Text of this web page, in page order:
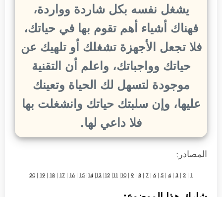
يشغل نفسه بكل شاردة وواردة،
فهناك أشياء أهم تقوم بها في حياتك،
فلا تجعل الأجهزة تشغلك أو تلهيك عن
حياتك وواجباتك، واعلم أن التقنية
موجودة لتسهل لك الحياة وتعينك
عليها، وإن سلبتك حياتك وانشغلت بها
فلا داعي لها.
المصادر:
1
|
2
|
3
|
4
|
5
|
6
|
7
|
8
|
9
|
10
|
11
|
12
|
13
|
14
|
15
|
16
|
17
|
18
|
19
|
20